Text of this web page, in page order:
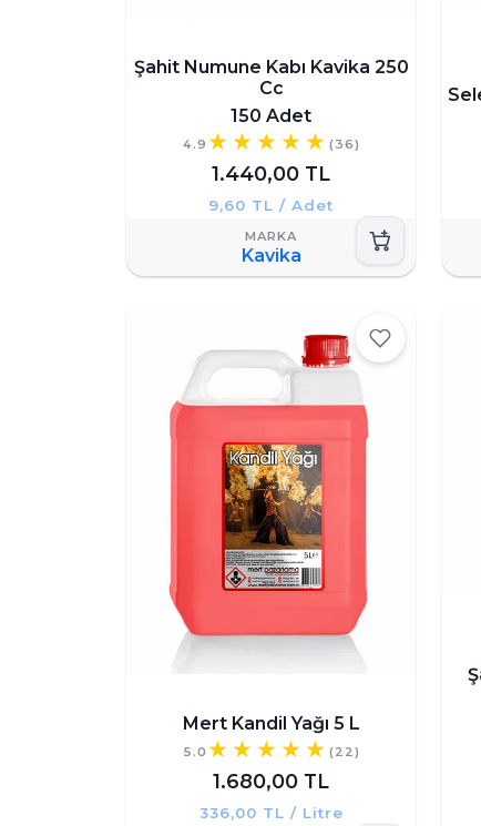
Şahit Numune Kabı Kavika 250
Cc
150 Adet
4.9 (36)
1.440,00 TL
9,60 TL / Adet
Kavika
Mert Kandil Yağı 5 L
5.0 (22)
1.680,00 TL
336,00 TL / Litre